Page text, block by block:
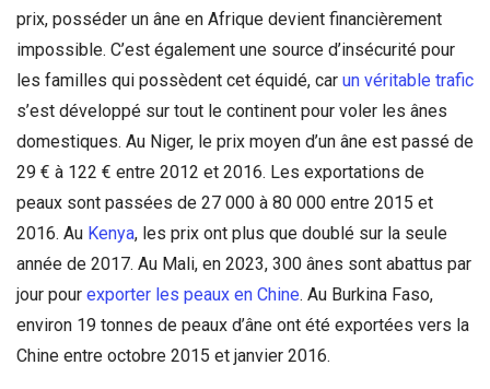
prix, posséder un âne en Afrique devient financièrement
impossible. C’est également une source d’insécurité pour
les familles qui possèdent cet équidé, car un véritable trafic
s’est développé sur tout le continent pour voler les ânes
domestiques. Au Niger, le prix moyen d’un âne est passé de
29 € à 122 € entre 2012 et 2016. Les exportations de
peaux sont passées de 27 000 à 80 000 entre 2015 et
2016. Au Kenya, les prix ont plus que doublé sur la seule
année de 2017. Au Mali, en 2023, 300 ânes sont abattus par
jour pour exporter les peaux en Chine. Au Burkina Faso,
environ 19 tonnes de peaux d’âne ont été exportées vers la
Chine entre octobre 2015 et janvier 2016.